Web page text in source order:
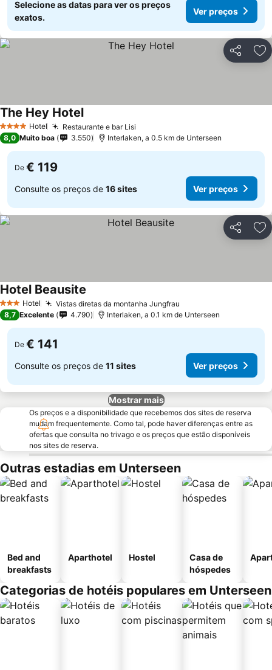
Selecione as datas para ver os preços
exatos.
Ver preços
Partilhar
4 EstrelasHotel Restaurante e bar Lisi
The Hey Hotel
8,0 Muito boa 3.550 Interlaken, a 0.5 km de Unterseen
De € 119
Consulte os preços de 16 sites Ver preços
Partilhar
3 EstrelasHotel Vistas diretas da montanha Jungfrau
Hotel Beausite
8,7 Excelente 4.790 Interlaken, a 0.1 km de Unterseen
De € 141
Consulte os preços de 11 sites Ver preços
Mostrar mais
Os preços e a disponibilidade que recebemos dos sites de reserva
mudam frequentemente. Como tal, pode haver diferenças entre as
ofertas que consulta no trivago e os preços que estão disponíveis
nos sites de reserva.
Outras estadias em Unterseen
Bed and
breakfasts
Aparthotel Hostel
Casa de
hóspedes
Categorias de hotéis populares em Unterseen